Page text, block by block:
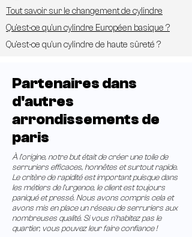
Tout savoir sur le changement de cylindre
Qu'est-ce qu'un cylindre Européen basique ?
Qu'est-ce qu'un cylindre de haute sûreté ?
Partenaires dans
d'autres
arrondissements de
paris
À l'origine, notre but était de créer une toile de
serruriers efficaces, honnêtes et surtout rapide.
Le critère de rapidité est important puisque dans
les métiers de l'urgence, le client est toujours
paniqué et pressé. Nous avons compris cela et
avons mis en place un réseau de serruriers aux
nombreuses qualité. Si vous n'habitez pas le
quartier, vous pouvez leur faire confiance !